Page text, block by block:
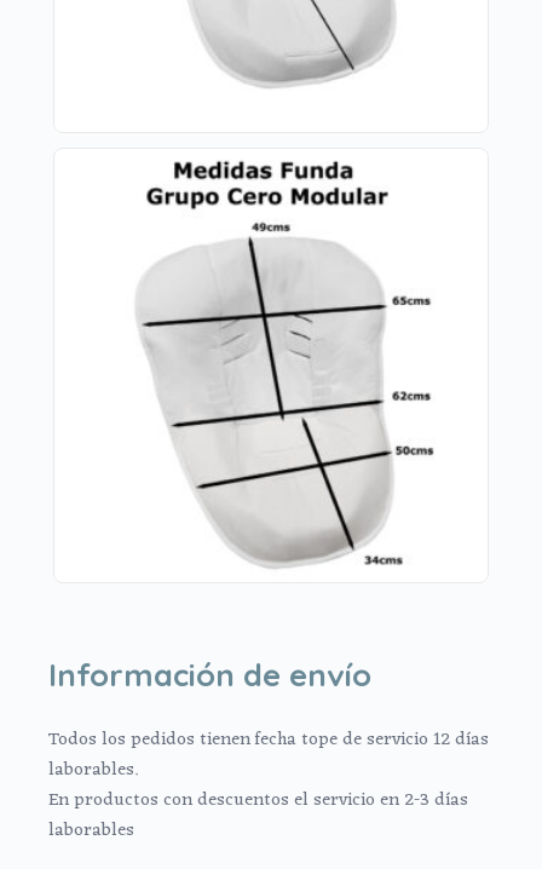
Información de envío
Todos los pedidos tienen fecha tope de servicio 12 días
laborables.
En productos con descuentos el servicio en 2-3 días
laborables